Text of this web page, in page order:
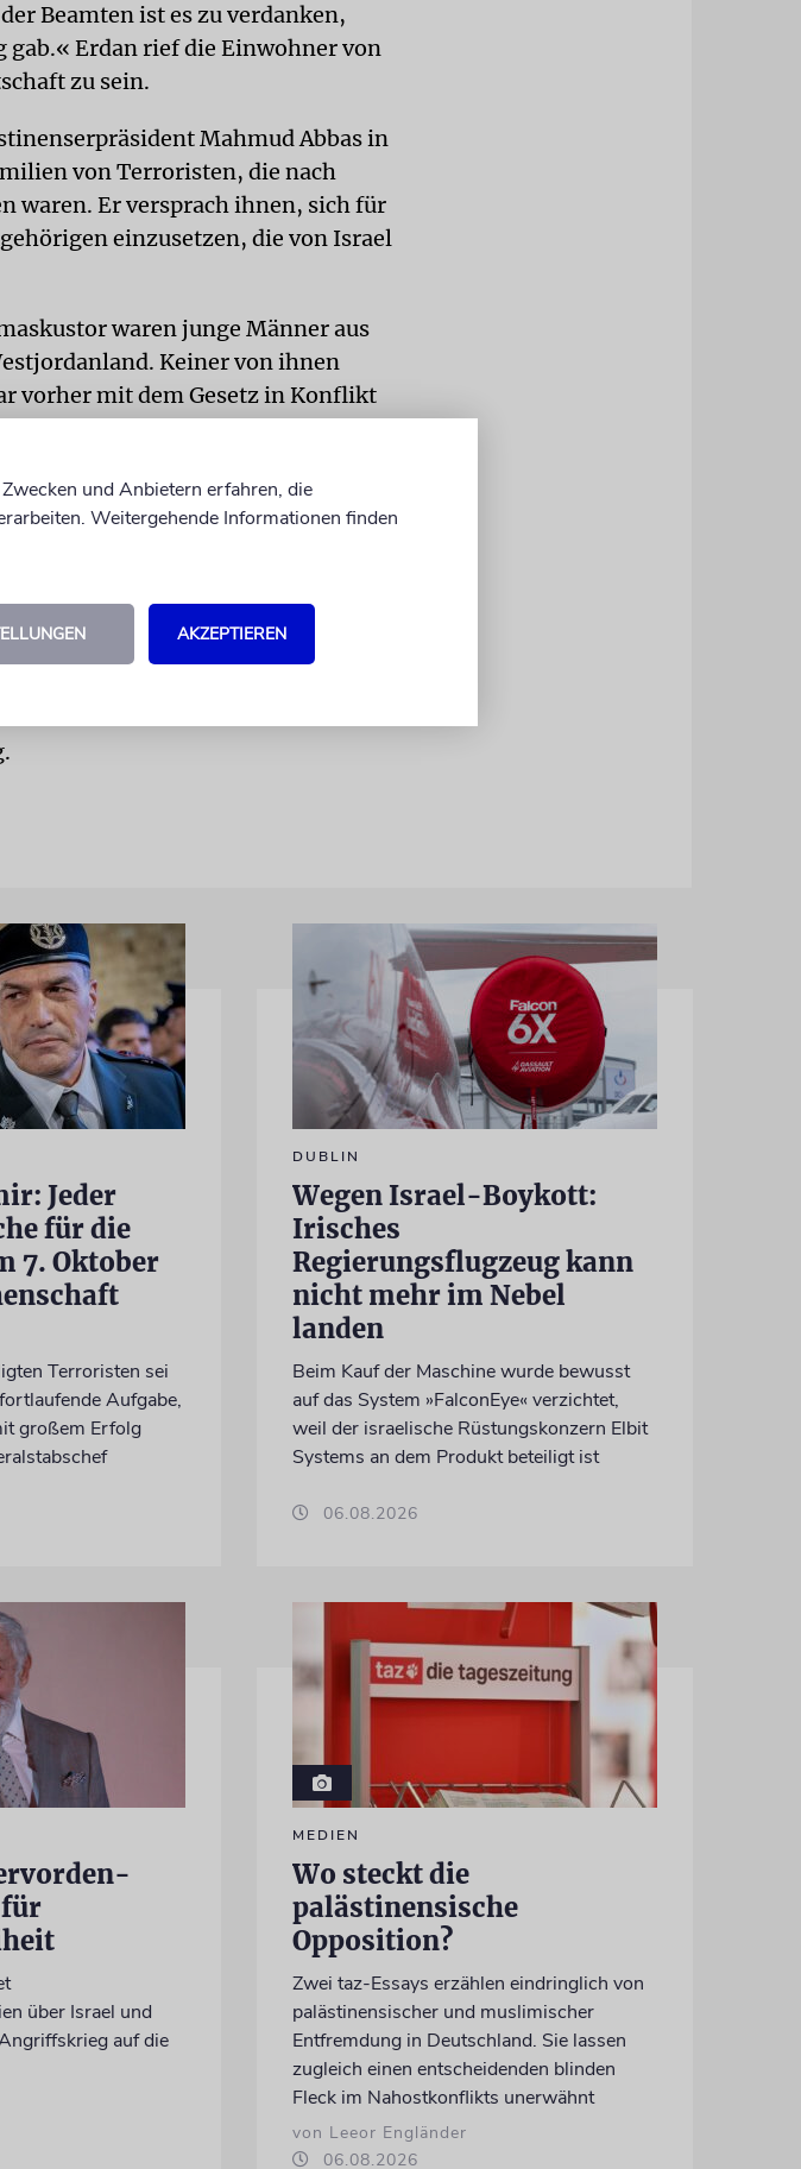
Beamten ist es zu verdanken,
gab.« Erdan rief die Einwohner von
zu sein.
Mahmud Abbas in
von Terroristen, die nach
waren. Er versprach ihnen, sich für
einzusetzen, die von Israel
waren junge Männer aus
Keiner von ihnen
vorher mit dem Gesetz in Konflikt
und von Einzeltätern
geplant gewesen zu sein,
ersehen können«, sagte
gesehen haben.»
Jeder
für die
7. Oktober
Terroristen sei
Aufgabe,
großem Erfolg
DUBLIN
Wegen Israel-Boykott:
Irisches
Regierungsflugzeug kann
nicht mehr im Nebel
landen
Beim Kauf der Maschine wurde bewusst
auf das System »FalconEye« verzichtet,
weil der israelische Rüstungskonzern Elbit
Systems an dem Produkt beteiligt ist
06.08.2026
über Israel und
auf die
MEDIEN
Wo steckt die
palästinensische
Opposition?
Zwei taz-Essays erzählen eindringlich von
palästinensischer und muslimischer
Entfremdung in Deutschland. Sie lassen
zugleich einen entscheidenden blinden
Fleck im Nahostkonflikts unerwähnt
von Leeor Engländer
06.08.2026
und Anbietern erfahren, die
Weitergehende Informationen finden
AKZEPTIEREN